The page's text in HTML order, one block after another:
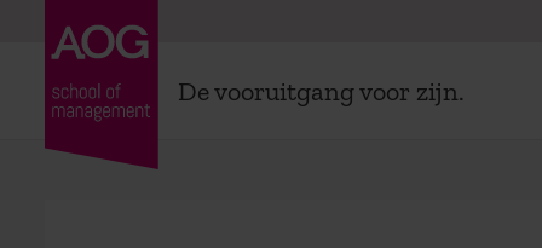
De vooruitgang voor zijn.